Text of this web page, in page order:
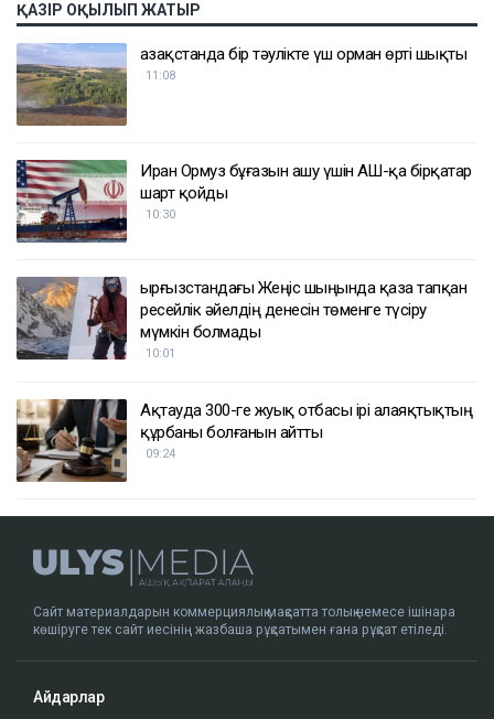
ҚАЗІР ОҚЫЛЫП ЖАТЫР
Қазақстанда бір тәулікте үш орман өрті шықты
11:08
Иран Ормуз бұғазын ашу үшін АҚШ-қа бірқатар
шарт қойды
10:30
Қырғызстандағы Жеңіс шыңында қаза тапқан
ресейлік әйелдің денесін төменге түсіру
мүмкін болмады
10:01
Ақтауда 300-ге жуық отбасы ірі алаяқтықтың
құрбаны болғанын айтты
09:24
Сайт материалдарын коммерциялық мақсатта толық немесе ішінара
көшіруге тек сайт иесінің жазбаша рұқсатымен ғана рұқсат етіледі.
Айдарлар